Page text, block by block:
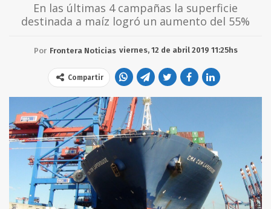
En las últimas 4 campañas la superficie
destinada a maíz logró un aumento del 55%
Por Frontera Noticias viernes, 12 de abril 2019 11:25hs
Compartir